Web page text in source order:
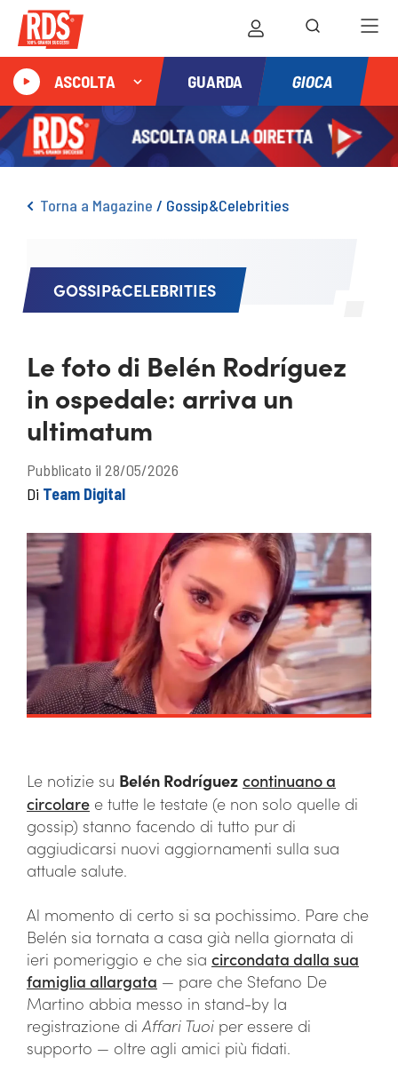
ASCOLTA GUARDA GIOCA
Torna a Magazine / Gossip&Celebrities
GOSSIP&CELEBRITIES
Le foto di Belén Rodríguez
in ospedale: arriva un
ultimatum
Pubblicato il 28/05/2026
Di Team Digital
Le notizie su Belén Rodríguez continuano a
circolare e tutte le testate (e non solo quelle di
gossip) stanno facendo di tutto pur di
aggiudicarsi nuovi aggiornamenti sulla sua
attuale salute.
Al momento di certo si sa pochissimo. Pare che
Belén sia tornata a casa già nella giornata di
ieri pomeriggio e che sia circondata dalla sua
famiglia allargata — pare che Stefano De
Martino abbia messo in stand-by la
registrazione diAffari Tuoi per essere di
supporto — oltre agli amici più fidati.